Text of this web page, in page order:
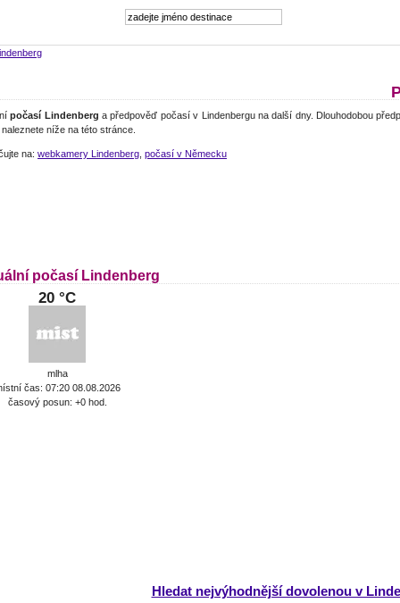
počasí Lindenberg a předpověď počasí v Lindenbergu na další dny. Dlouhodobou
níže na této stránce.
na: webkamery Lindenberg počasí v Německu
počasí Lindenberg
20 °C
mlha
čas: 07:20 08.08.2026
časový posun: +0 hod.
Hledat nejvýhodnější dovolenou v